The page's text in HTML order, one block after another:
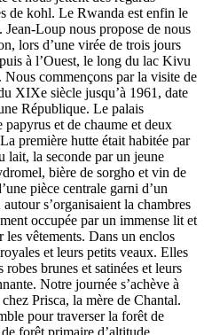
de kohl. Le Rwanda est enfin le
Loup nous propose de nous
lors d’une virée de trois jours
à l’Ouest, le long du lac Kivu
commençons par la visite de
XIXe siècle jusqu’à 1961, date
République. Le palais
et de chaume et deux
première hutte était habitée par
lait, la seconde par un jeune
bière de sorgho et vin de
pièce centrale garni d’un
s’organisaient la chambres
occupée par un immense lit et
les vêtements. Dans un enclos
et leurs petits veaux. Elles
brunes et satinées et leurs
Notre journée s’achève à
Prisca, la mère de Chantal.
pour traverser la forêt de
forêt primaire d’altitude